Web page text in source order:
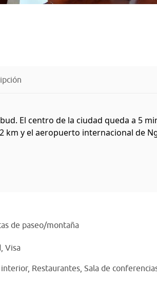
El centro de la ciudad queda a 5
km y el aeropuerto internacional de
de paseo/montaña
Visa
Restaurantes, Sala de